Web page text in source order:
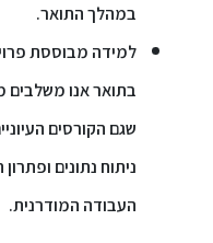
במהלך התואר.
בתואר אנו משלבים
שגם הקורסים
ניתוח נתונים
העבודה המודרנית.